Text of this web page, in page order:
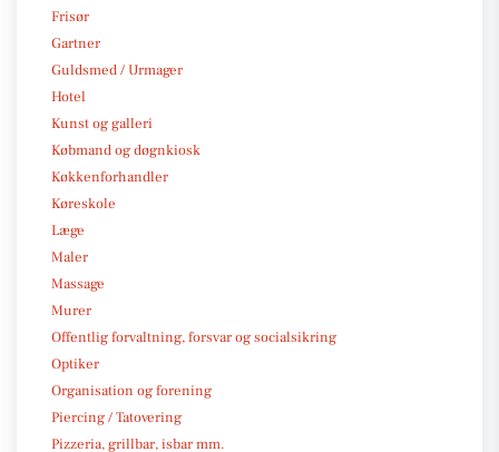
Frisør
Gartner
Guldsmed / Urmager
Hotel
Kunst og galleri
Købmand og døgnkiosk
Køkkenforhandler
Køreskole
Læge
Maler
Massage
Murer
Offentlig forvaltning, forsvar og socialsikring
Optiker
Organisation og forening
Piercing / Tatovering
Pizzeria, grillbar, isbar mm.